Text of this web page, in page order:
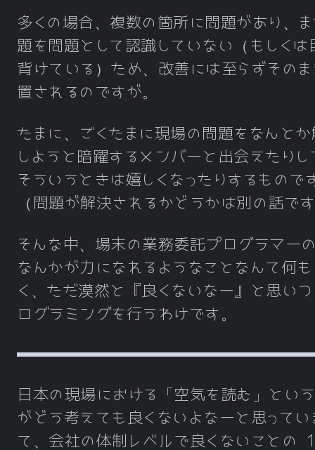
多くの場合、複数の箇所に問題があり、
題を問題として認識していない（もしくは
背けている）ため、改善には至らずそのま
置されるのですが。
たまに、ごくたまに現場の問題をなんとか
しようと暗躍するメンバーと出会えたりし
そういうときは嬉しくなったりするもので
（問題が解決されるかどうかは別の話で
そんな中、場末の業務委託プログラマー
なんかが力になれるようなことなんて何
く、ただ漠然と『良くないなー』と思い
ログラミングを行うわけです。
日本の現場における「空気を読む」とい
がどう考えても良くないよなーと思ってい
て、会社の体制レベルで良くないことの